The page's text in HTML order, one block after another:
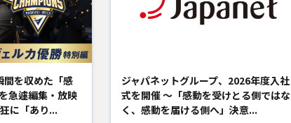
間を収めた「感
急遽編集・放映
に「あり...
ジャパネットグループ、2026年度入社
式を開催 ～「感動を受けとる側ではな
く、感動を届ける側へ」決意...